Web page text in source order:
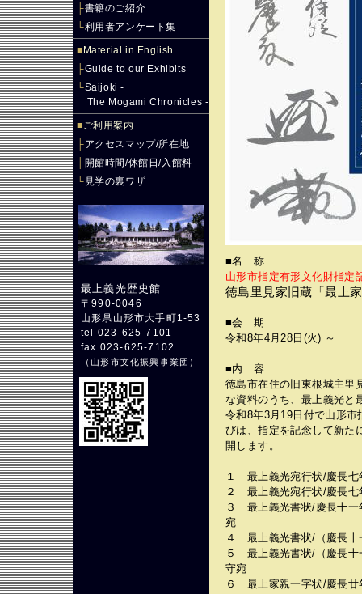
├書籍のご紹介
└利用者アンケート集
■ Material in English
├Guide to our Exhibits
└Saijoki -
The Mogami Chronicles -
■ご利用案内
├アクセスマップ/所在地
├開館時間/休館日/入館料
└ 見学の裏ワザ
最上義光歴史館
〒990-0046
山形県山形市大手町1-53
tel 023-625-7101
fax 023-625-7102
（山形市文化振興事業団 ）
■名 称
山形市指定有形文化財指
徳島里見家旧蔵「最上
■会 期
令和8年4月28日(火) ～
■内 容
徳島市在住の旧東根城主里
な資料のうち、最上義光と
令和8年3月19日付で山形
びは、指定を記念して新た
開します。
１ 最上義光宛行状/慶長七
２ 最上義光宛行状/慶長七
３ 最上義光書状/慶長十一
宛
４ 最上義光書状/（慶長十
５ 最上義光書状/（慶長十
守宛
６ 最上家親一字状/慶長廿